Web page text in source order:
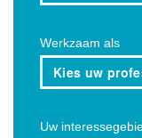
Werkzaam als
Kies uw
Uw